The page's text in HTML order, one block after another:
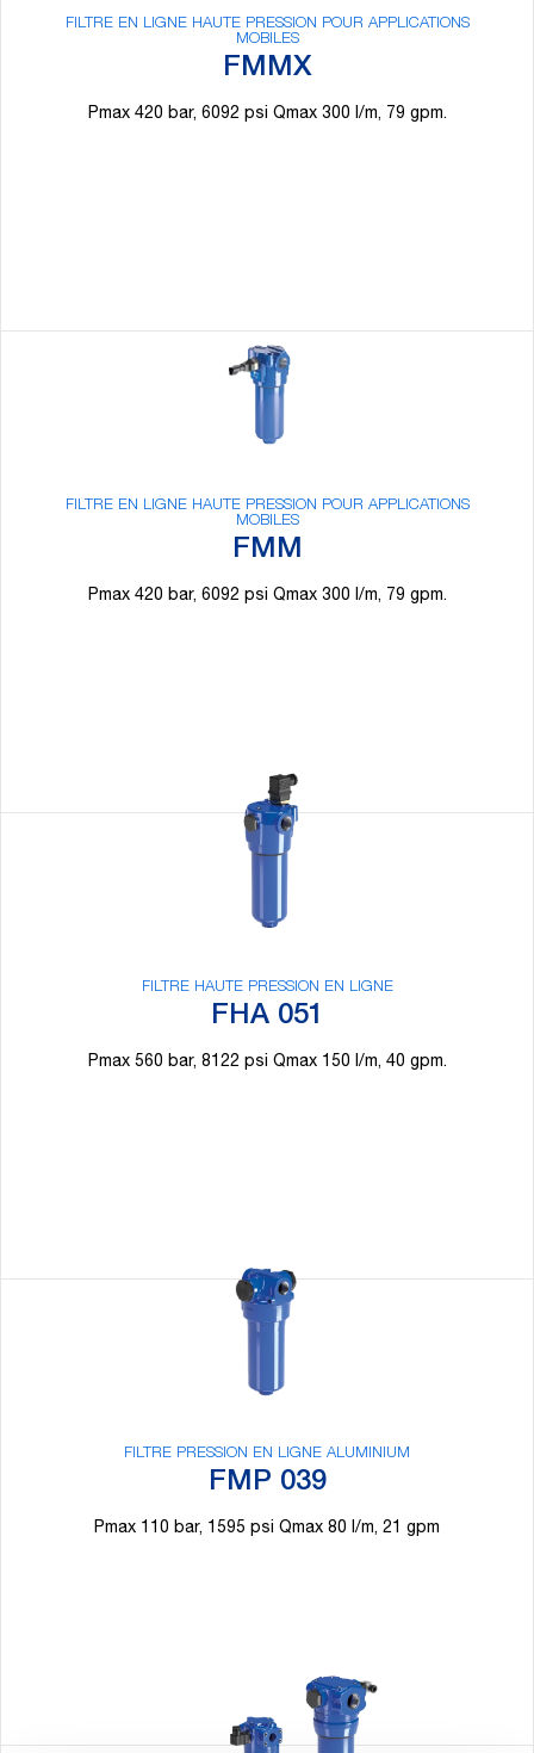
FILTRE PRESSION EN LIGNE ALUMINIUM
FMP 039
Pmax 110 bar, 1595 psi Qmax 80 l/m, 21 gpm
FILTRE HAUTE PRESSION EN LIGNE
FHA 051
Pmax 560 bar, 8122 psi Qmax 150 l/m, 40 gpm.
FILTRE EN LIGNE HAUTE PRESSION POUR APPLICATIONS
MOBILES
FMMX
Pmax 420 bar, 6092 psi Qmax 300 l/m, 79 gpm.
FILTRE EN LIGNE HAUTE PRESSION POUR APPLICATIONS
MOBILES
FMM
Pmax 420 bar, 6092 psi Qmax 300 l/m, 79 gpm.